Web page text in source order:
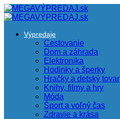
Výpredaje
Cestovanie
Dom a záhrada
Elektronika
Hodinky a šperky
Hračky a detský tovar
Knihy, filmy a hry
Móda
Šport a voľný čas
Zdravie a krása